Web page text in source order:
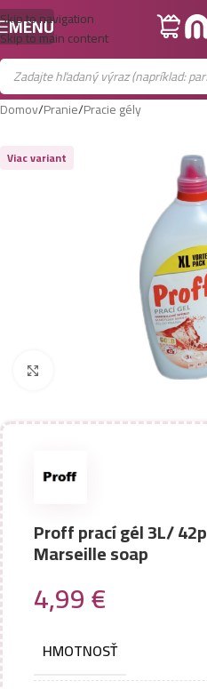
Skip to navigation
Skip to main content
MENU
Domov/Pranie/Pracie gély
Viac variant
Zobraziť väčší obrázok
Proff prací gél 3L/
Marseille soap
4,99€
HMOTNOSŤ